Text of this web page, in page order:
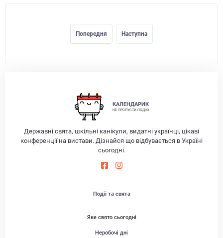
Попередня Наступна
КАЛЕНДАРИК
НЕ ПРОПУСТИ ПОДІЮ
Державні свята, шкільні канікули, видатні українці, цікаві
конференції на вистави. Дізнайся що відбувається в Україні
сьогодні.
Події та свята
Яке свято сьогодні
Неробочі дні